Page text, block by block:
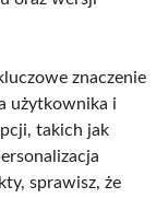
znaczenie
użytkownika i
takich jak
sprawisz, że